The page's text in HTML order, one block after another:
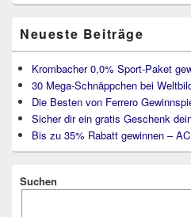
Neueste Beiträge
Krombacher 0,0% Sport-Paket
30 Mega-Schnäppchen bei
Die Besten von Ferrero
Sicher dir ein gratis Geschenk
Bis zu 35% Rabatt gewinnen –
Suchen